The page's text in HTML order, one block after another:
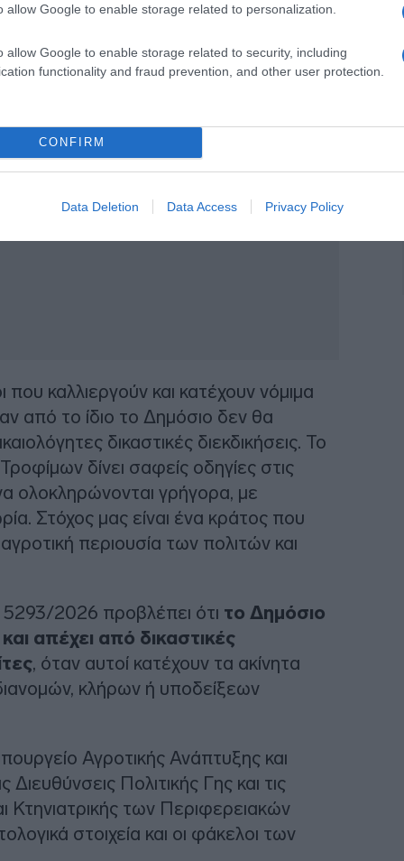
allow Google to enable storage related to personalization.
allow Google to enable storage related to security, including
functionality and fraud prevention, and other user protection.
CONFIRM
Data Deletion Data Access Privacy Policy
μεταρρύθμιση που βάζει τέλος
την εμπιστοσύνη των πολιτών
καλλιεργούν και κατέχουν νόμιμα
από το ίδιο το Δημόσιο δεν θα
δικαστικές διεκδικήσεις. Το
δίνει σαφείς οδηγίες στις
ολοκληρώνονται γρήγορα, με
Στόχος μας είναι ένα κράτος που
περιουσία των πολιτών και
2026 προβλέπει ότι το Δημόσιο
απέχει από δικαστικές
, όταν αυτοί κατέχουν τα ακίνητα
κλήρων ή υποδείξεων
Αγροτικής Ανάπτυξης και
Πολιτικής Γης και τις
Κτηνιατρικής των Περιφερειακών
στοιχεία και οι φάκελοι των